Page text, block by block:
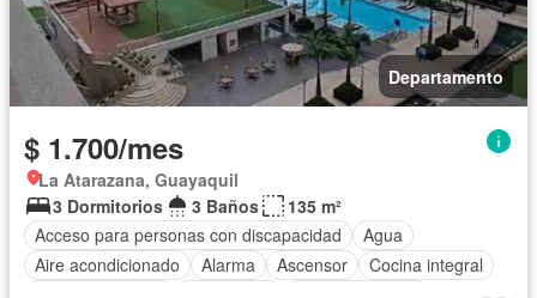
Departamento
$ 1.700/mes
La Atarazana, Guayaquil
3 Dormitorios
3 Baños
135 m²
Acceso para personas con discapacidad
Agua
Aire acondicionado
Alarma Ascensor
Cocina integral